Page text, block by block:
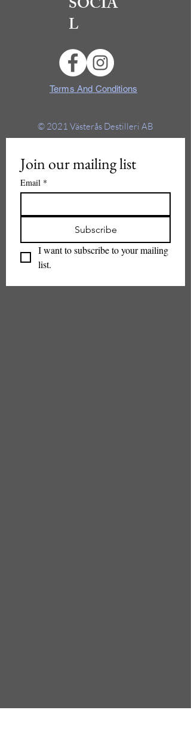
SOCIA
L
Terms And Conditions
© 2021 Västerås Destilleri AB
Join our mailing list
Email *
Subscribe
I want to subscribe to your mailing
list.